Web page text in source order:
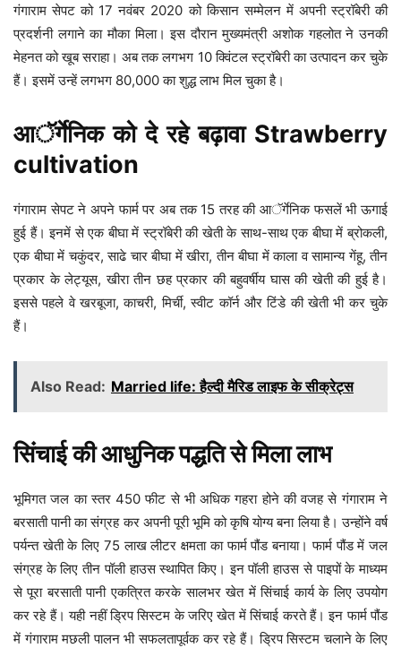
गंगाराम सेपट को 17 नवंबर 2020 को किसान सम्मेलन में अपनी स्ट्रॉबेरी की
प्रदर्शनी लगाने का मौका मिला। इस दौरान मुख्यमंत्री अशोक गहलोत ने उनकी
मेहनत को खूब सराहा। अब तक लगभग 10 क्विंटल स्ट्रॉबेरी का उत्पादन कर चुके
हैं। इसमें उन्हें लगभग 80,000 का शुद्ध लाभ मिल चुका है।
आॅर्गेनिक को दे रहे बढ़ावा Strawberry
cultivation
गंगाराम सेपट ने अपने फार्म पर अब तक 15 तरह की आॅर्गेनिक फसलें भी ऊगाई
हुई हैं। इनमें से एक बीघा में स्ट्रॉबेरी की खेती के साथ-साथ एक बीघा में ब्रोकली,
एक बीघा में चकुंदर, साढे चार बीघा में खीरा, तीन बीघा में काला व सामान्य गेंहू, तीन
प्रकार के लेट्यूस, खीरा तीन छह प्रकार की बहुवर्षीय घास की खेती की हुई है।
इससे पहले वे खरबूजा, काचरी, मिर्ची, स्वीट कॉर्न और टिंडे की खेती भी कर चुके
हैं।
Also Read: Married life: हैल्दी मैरिड लाइफ के सीक्रेट्स
सिंचाई की आधुनिक पद्धति से मिला लाभ
भूमिगत जल का स्तर 450 फीट से भी अधिक गहरा होने की वजह से गंगाराम ने
बरसाती पानी का संग्रह कर अपनी पूरी भूमि को कृषि योग्य बना लिया है। उन्होंने वर्ष
पर्यन्त खेती के लिए 75 लाख लीटर क्षमता का फार्म पौंड बनाया। फार्म पौंड में जल
संग्रह के लिए तीन पॉली हाउस स्थापित किए। इन पॉली हाउस से पाइपों के माध्यम
से पूरा बरसाती पानी एकत्रित करके सालभर खेत में सिंचाई कार्य के लिए उपयोग
कर रहे हैं। यही नहीं ड्रिप सिस्टम के जरिए खेत में सिंचाई करते हैं। इन फार्म पौंड
में गंगाराम मछली पालन भी सफलतापूर्वक कर रहे हैं। ड्रिप सिस्टम चलाने के लिए